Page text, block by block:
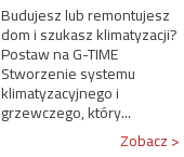
Budujesz lub remontujesz
dom i szukasz klimatyzacji?
Postaw na G-TIME
Stworzenie systemu
klimatyzacyjnego i
grzewczego, który...
Zobacz >